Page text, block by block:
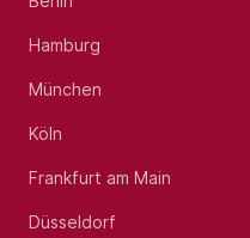
Hamburg
München
Köln
Frankfurt am Main
Düsseldorf